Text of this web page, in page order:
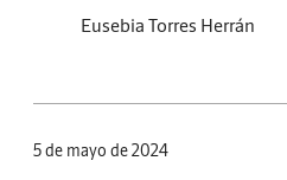
Eusebia Torres Herrán
5 de mayo de 2024